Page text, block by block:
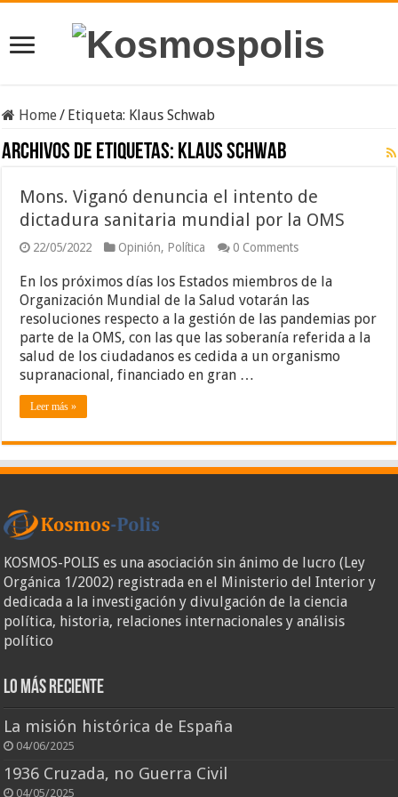
Home/ Etiqueta: Klaus Schwab
Archivos de etiquetas: Klaus Schwab
Mons. Viganó denuncia el intento de
dictadura sanitaria mundial por la OMS
22/05/2022 Opinión, Política 0 Comments
En los próximos días los Estados miembros de la
Organización Mundial de la Salud votarán las
resoluciones respecto a la gestión de las pandemias por
parte de la OMS, con las que las soberanía referida a la
salud de los ciudadanos es cedida a un organismo
supranacional, financiado en gran …
Leer más »
KOSMOS-POLIS es una asociación sin ánimo de lucro (Ley
Orgánica 1/2002) registrada en el Ministerio del Interior y
dedicada a la investigación y divulgación de la ciencia
política, historia, relaciones internacionales y análisis
político
Lo más reciente
La misión histórica de España
04/06/2025
1936 Cruzada, no Guerra Civil
04/05/2025